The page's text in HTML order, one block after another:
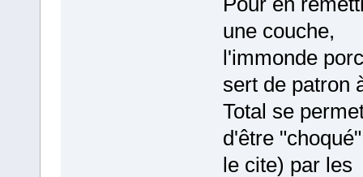
une couche,
l'immonde
sert de patron
Total se
d'être
le cite) par les